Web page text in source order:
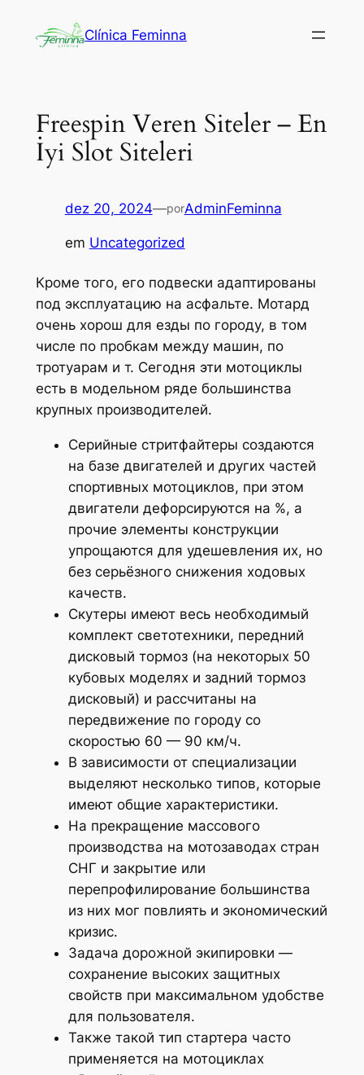
Clínica Feminna
Freespin Veren Siteler – En
İyi Slot Siteleri
dez 20, 2024—porAdminFeminna
em Uncategorized
Кроме того, его подвески адаптированы
под эксплуатацию на асфальте. Мотард
очень хорош для езды по городу, в том
числе по пробкам между машин, по
тротуарам и т. Сегодня эти мотоциклы
есть в модельном ряде большинства
крупных производителей.
Серийные стритфайтеры создаются
на базе двигателей и других частей
спортивных мотоциклов, при этом
двигатели дефорсируются на %, а
прочие элементы конструкции
упрощаются для удешевления их, но
без серьёзного снижения ходовых
качеств.
Скутеры имеют весь необходимый
комплект светотехники, передний
дисковый тормоз (на некоторых 50
кубовых моделях и задний тормоз
дисковый) и рассчитаны на
передвижение по городу со
скоростью 60 — 90 км/ч.
В зависимости от специализации
выделяют несколько типов, которые
имеют общие характеристики.
На прекращение массового
производства на мотозаводах стран
СНГ и закрытие или
перепрофилирование большинства
из них мог повлиять и экономический
кризис.
Задача дорожной экипировки —
сохранение высоких защитных
свойств при максимальном удобстве
для пользователя.
Также такой тип стартера часто
применяется на мотоциклах